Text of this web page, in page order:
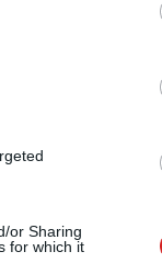
or Sharing
for which it
globális
a gyártó. A
1,5
egy
oldal után
is